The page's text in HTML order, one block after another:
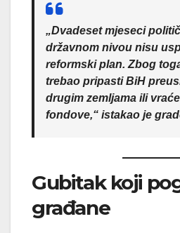
„Dvadeset mjeseci
državnom nivou nisu
reformski plan. Zbog
trebao pripasti BiH
drugim zemljama ili
fondove,“ istakao je
Gubitak koji
građane